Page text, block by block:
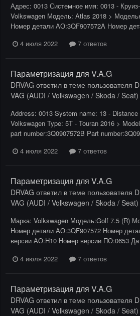
Адрес: 0013 Системное имя: 0013 -
Volkswagen Модель: Atlas 2018 >
Номер детали АО:3QF907572A Номер
4 июля 2022
7 ответов
Параметризация для V.A.G
DRVAG ответил в теме пользователя
VAG (AUDI / Volkswagen / Skoda /
Address: 0013 System name: 13 - Distance
Volkswagen Type: 5T - Touran 2016 >
part number:3Q0907572B Part
4 июля 2022
7 ответов
Параметризация для V.A.G
DRVAG ответил в теме пользователя
VAG (AUDI / Volkswagen / Skoda /
Марка: Volkswagen Модель:Golf 7.5 (R)
Номер детали АО:3QF907572 Номер
версии АО:H10 Номер версии ПО:0653
4 июля 2022
7 ответов
Параметризация для V.A.G
DRVAG ответил в теме пользователя
VAG (AUDI / Volkswagen / Skoda /